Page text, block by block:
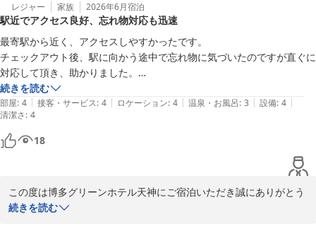
レジャー 家族 2026年6月宿泊
駅近でアクセス良好、忘れ物対応も迅速
最寄駅から近く、アクセスしやすかったです。
チェックアウト後、駅に向かう途中で忘れ物に気づいたのですが直ぐに
対応して頂き、助かりました。
ベッドも広く寝心地よかったです。
機会があれば、また利用したいです。
続きを読む
部屋: 4 | 接客・サービス: 4 | ロケーション: 4 | 温泉・お風呂: 3 | 設備: 4 |
清潔さ: 4
18
この度は博多グリーンホテル天神にご宿泊いただき誠にありがとう
ございます。
続きを読む